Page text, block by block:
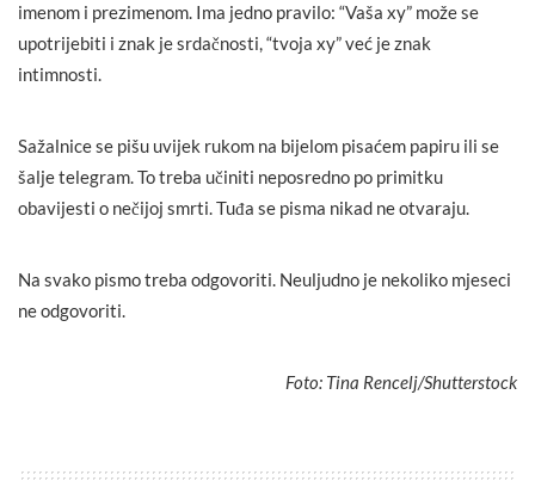
imenom i prezimenom. Ima jedno pravilo: “Vaša xy” može se
upotrijebiti i znak je srdačnosti, “tvoja xy” već je znak
intimnosti.
Sažalnice se pišu uvijek rukom na bijelom pisaćem papiru ili se
šalje telegram. To treba učiniti neposredno po primitku
obavijesti o nečijoj smrti. Tuđa se pisma nikad ne otvaraju.
Na svako pismo treba odgovoriti. Neuljudno je nekoliko mjeseci
ne odgovoriti.
Foto: Tina Rencelj/Shutterstock